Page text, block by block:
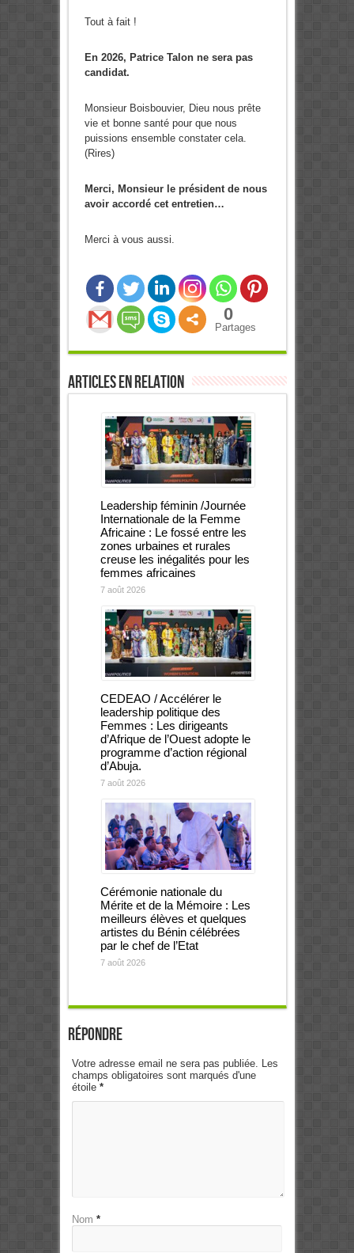
Tout à fait !
En 2026, Patrice Talon ne sera pas
candidat.
Monsieur Boisbouvier, Dieu nous prête
vie et bonne santé pour que nous
puissions ensemble constater cela.
(Rires)
Merci, Monsieur le président de nous
avoir accordé cet entretien…
Merci à vous aussi.
0
Partages
Articles en relation
Leadership féminin /Journée
Internationale de la Femme
Africaine : Le fossé entre les
zones urbaines et rurales
creuse les inégalités pour les
femmes africaines
7 août 2026
CEDEAO / Accélérer le
leadership politique des
Femmes : Les dirigeants
d’Afrique de l’Ouest adopte le
programme d’action régional
d’Abuja.
7 août 2026
Cérémonie nationale du
Mérite et de la Mémoire : Les
meilleurs élèves et quelques
artistes du Bénin célébrées
par le chef de l’Etat
7 août 2026
Répondre
Votre adresse email ne sera pas publiée. Les
champs obligatoires sont marqués d'une
étoile *
Nom *